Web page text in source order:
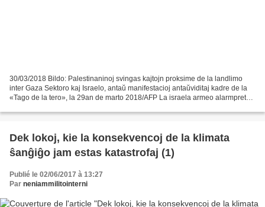
30/03/2018 Bildo: Palestinaninoj svingas kajtojn proksime de la landlimo
inter Gaza Sektoro kaj Israelo, antaŭ manifestacioj antaŭviditaj kadre de la
«Tago de la tero», la 29an de marto 2018/AFP La israela armeo alarmpretas
Dek lokoj, kie la konsekvencoj de la klimata
ŝanĝiĝo jam estas katastrofaj (1)
Publié le 02/06/2017 à 13:27
Par neniammilitointerni